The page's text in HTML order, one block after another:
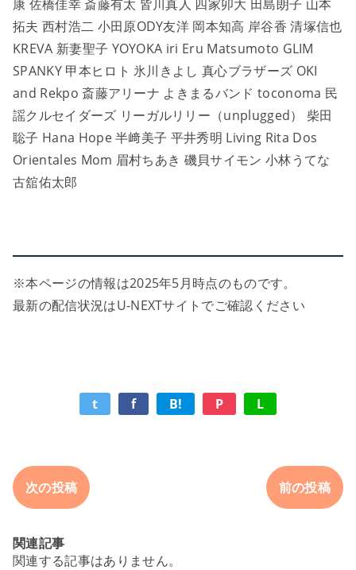
康 佐橋佳幸 斎藤有太 皆川真人 四家卯大 田島朗子 山本
拓夫 西村浩二 小田原ODY友洋 岡本知高 岸谷香 清塚信也
KREVA 新妻聖子 YOYOKA iri Eru Matsumoto GLIM
SPANKY 甲本ヒロト 氷川きよし 真心ブラザーズ OKI
and Rekpo 斎藤アリーナ よきまるバンド toconoma 民
謡クルセイダーズ リーガルリリー（unplugged） 柴田
聡子 Hana Hope 半﨑美子 平井秀明 Living Rita Dos
Orientales Mom 眉村ちあき 磯⾙サイモン 小林うてな
古舘佑太郎
※本ページの情報は2025年5月時点のものです。
最新の配信状況はU-NEXTサイトでご確認ください
t f B! P L
次の投稿 前の投稿
関連記事
関連する記事はありません。